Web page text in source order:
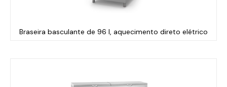
Braseira basculante de 96 l, aquecimento direto elétrico